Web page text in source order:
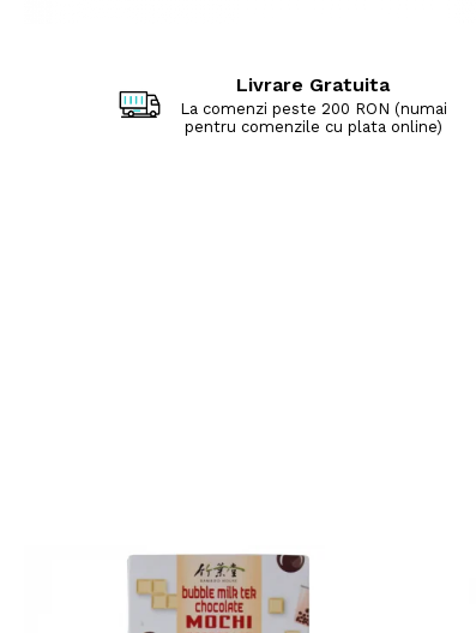
Livrare Gratuita
La comenzi peste 200 RON (numai
pentru comenzile cu plata online)